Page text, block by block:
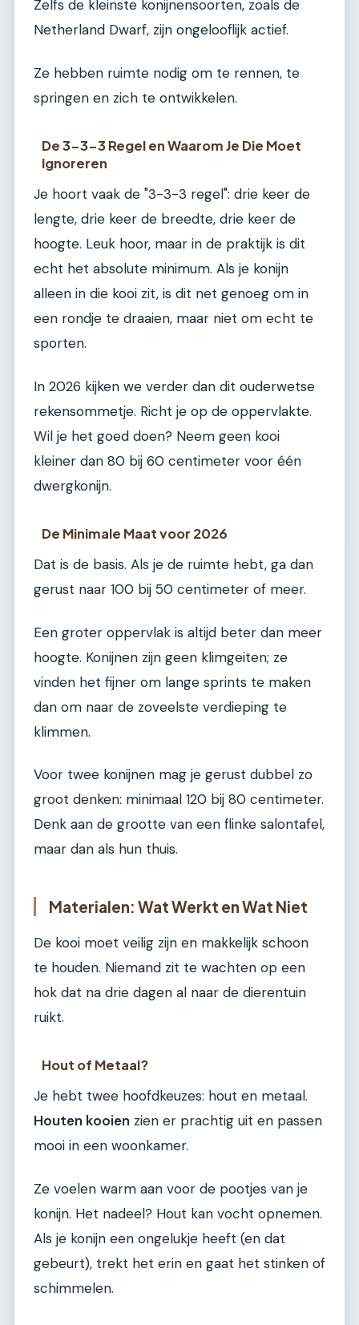
Zelfs de kleinste konijnensoorten, zoals de
Netherland Dwarf, zijn ongelooflijk actief.
Ze hebben ruimte nodig om te rennen, te
springen en zich te ontwikkelen.
De 3-3-3 Regel en Waarom Je Die Moet
Ignoreren
Je hoort vaak de "3-3-3 regel": drie keer de
lengte, drie keer de breedte, drie keer de
hoogte. Leuk hoor, maar in de praktijk is dit
echt het absolute minimum. Als je konijn
alleen in die kooi zit, is dit net genoeg om in
een rondje te draaien, maar niet om echt te
sporten.
In 2026 kijken we verder dan dit ouderwetse
rekensommetje. Richt je op de oppervlakte.
Wil je het goed doen? Neem geen kooi
kleiner dan 80 bij 60 centimeter voor één
dwergkonijn.
De Minimale Maat voor 2026
Dat is de basis. Als je de ruimte hebt, ga dan
gerust naar 100 bij 50 centimeter of meer.
Een groter oppervlak is altijd beter dan meer
hoogte. Konijnen zijn geen klimgeiten; ze
vinden het fijner om lange sprints te maken
dan om naar de zoveelste verdieping te
klimmen.
Voor twee konijnen mag je gerust dubbel zo
groot denken: minimaal 120 bij 80 centimeter.
Denk aan de grootte van een flinke salontafel,
maar dan als hun thuis.
Materialen: Wat Werkt en Wat Niet
De kooi moet veilig zijn en makkelijk schoon
te houden. Niemand zit te wachten op een
hok dat na drie dagen al naar de dierentuin
ruikt.
Hout of Metaal?
Je hebt twee hoofdkeuzes: hout en metaal.
Houten kooien zien er prachtig uit en passen
mooi in een woonkamer.
Ze voelen warm aan voor de pootjes van je
konijn. Het nadeel? Hout kan vocht opnemen.
Als je konijn een ongelukje heeft (en dat
gebeurt), trekt het erin en gaat het stinken of
schimmelen.